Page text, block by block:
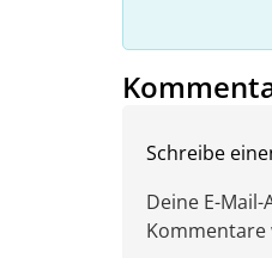
Schreibe
Deine E-
Kommentare